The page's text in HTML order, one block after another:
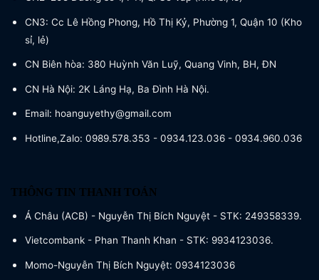
CN3: Cc Lê Hồng Phong, Hồ Thị Kỷ, Phường 1, Quận 10 (Kho
sỉ, lẻ)
CN Biên hòa: 380 Huỳnh Văn Luỹ, Quang Vinh, BH, ĐN
CN Hà Nội: 2K Láng Hạ, Ba Đình Hà Nội.
Email: hoanguyethy@gmail.com
Hotline,Zalo: 0989.578.353 - 0934.123.036 - 0934.960.036
THÔNG TIN THANH TOÁN
Á Châu (ACB) - Nguyễn Thị Bích Nguyệt - STK: 249358339.
Vietcombank - Phan Thanh Khan - STK: 9934123036.
Momo-Nguyễn Thị Bích Nguyệt: 0934123036